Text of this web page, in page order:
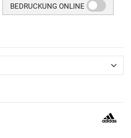
BEDRUCKUNG ONLINE